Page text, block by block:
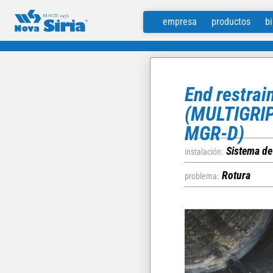
empresa productos
End
MGR-D)
instalación: Sistema
problema: Rotura
Nova Siria srl via Marconi 4–6 — 10060 Roletto – TO +39 0121 342257
Política de privacidad